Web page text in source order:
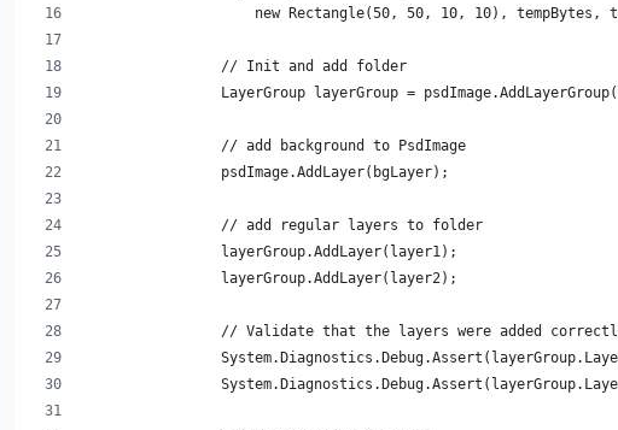
new Rectangle(50, 50, 10, 10), tempBytes,
                // Init and add folder
LayerGroup layerGroup =
                // add background to PsdImage
                psdImage.AddLayer(bgLayer);
                // add regular layers to folder
                layerGroup.AddLayer(layer1);
                layerGroup.AddLayer(layer2);
// Validate that the layers were added